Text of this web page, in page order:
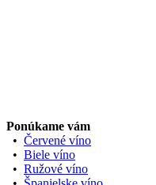
Ponúkame vám
• Červené víno
• Biele víno
• Ružové víno